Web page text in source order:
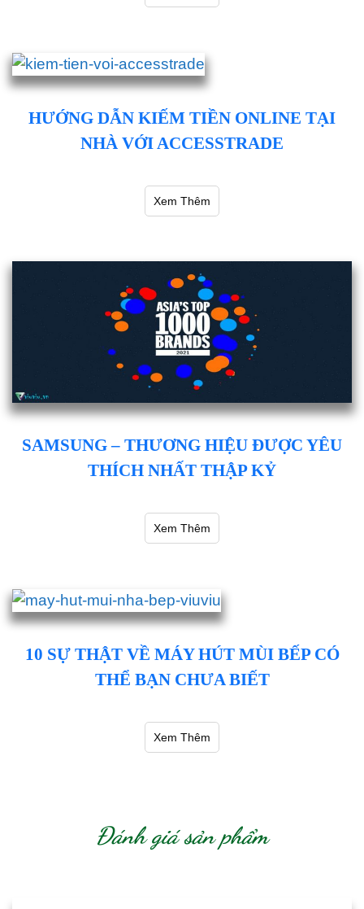
HƯỚNG DẪN KIẾM TIỀN ONLINE TẠI
NHÀ VỚI ACCESSTRADE
Xem Thêm
SAMSUNG – THƯƠNG HIỆU ĐƯỢC YÊU
THÍCH NHẤT THẬP KỶ
Xem Thêm
10 SỰ THẬT VỀ MÁY HÚT MÙI BẾP CÓ
THỂ BẠN CHƯA BIẾT
Xem Thêm
Đánh giá sản phẩm